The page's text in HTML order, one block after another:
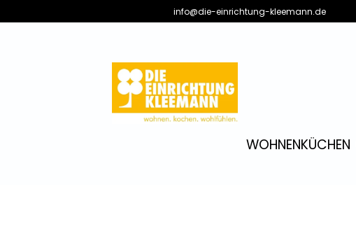
info@die-einrichtung-kleemann.de
WOHNENKÜCHEN